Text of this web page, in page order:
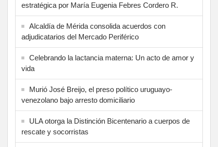
estratégica por María Eugenia Febres Cordero R.
Alcaldía de Mérida consolida acuerdos con
adjudicatarios del Mercado Periférico
Celebrando la lactancia materna: Un acto de amor y
vida
Murió José Breijo, el preso político uruguayo-
venezolano bajo arresto domiciliario
ULA otorga la Distinción Bicentenario a cuerpos de
rescate y socorristas